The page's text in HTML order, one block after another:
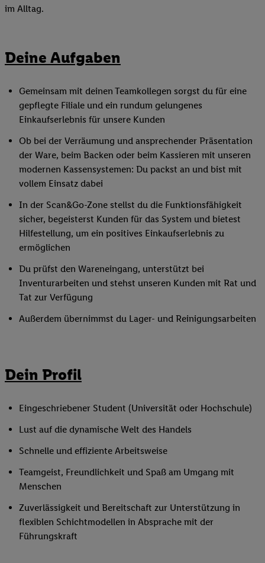
im Alltag.
Deine Aufgaben
Gemeinsam mit deinen Teamkollegen sorgst du für eine
gepflegte Filiale und ein rundum gelungenes
Einkaufserlebnis für unsere Kunden
Ob bei der Verräumung und ansprechender Präsentation
der Ware, beim Backen oder beim Kassieren mit unseren
modernen Kassensystemen: Du packst an und bist mit
vollem Einsatz dabei
In der Scan&Go-Zone stellst du die Funktionsfähigkeit
sicher, begeisterst Kunden für das System und bietest
Hilfestellung, um ein positives Einkaufserlebnis zu
ermöglichen
Du prüfst den Wareneingang, unterstützt bei
Inventurarbeiten und stehst unseren Kunden mit Rat und
Tat zur Verfügung
Außerdem übernimmst du Lager- und Reinigungsarbeiten
Dein Profil
Eingeschriebener Student (Universität oder Hochschule)
Lust auf die dynamische Welt des Handels
Schnelle und effiziente Arbeitsweise
Teamgeist, Freundlichkeit und Spaß am Umgang mit
Menschen
Zuverlässigkeit und Bereitschaft zur Unterstützung in
flexiblen Schichtmodellen in Absprache mit der
Führungskraft